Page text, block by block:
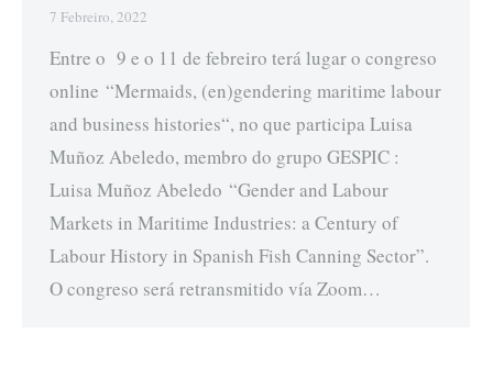
7 Febreiro, 2022
Entre o 9 e o 11 de febreiro terá lugar o congreso
online “Mermaids, (en)gendering maritime labour
and business histories“, no que participa Luisa
Muñoz Abeledo, membro do grupo GESPIC :
Luisa Muñoz Abeledo “Gender and Labour
Markets in Maritime Industries: a Century of
Labour History in Spanish Fish Canning Sector”.
O congreso será retransmitido vía Zoom…